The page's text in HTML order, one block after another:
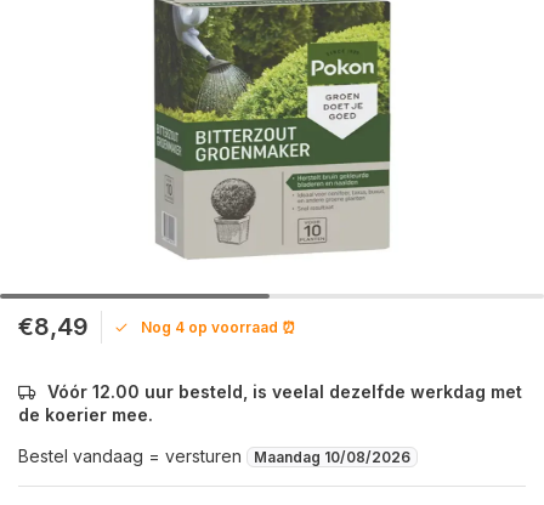
€8,49 Nog 4 op voorraad ⏰
Vóór 12.00 uur besteld, is veelal dezelfde werkdag met
de koerier mee.
Bestel vandaag = versturen
Maandag 10/08/2026